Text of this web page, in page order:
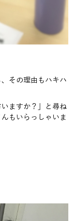
その理由もハキハ
いますか？」と尋ね
もいらっしゃいま